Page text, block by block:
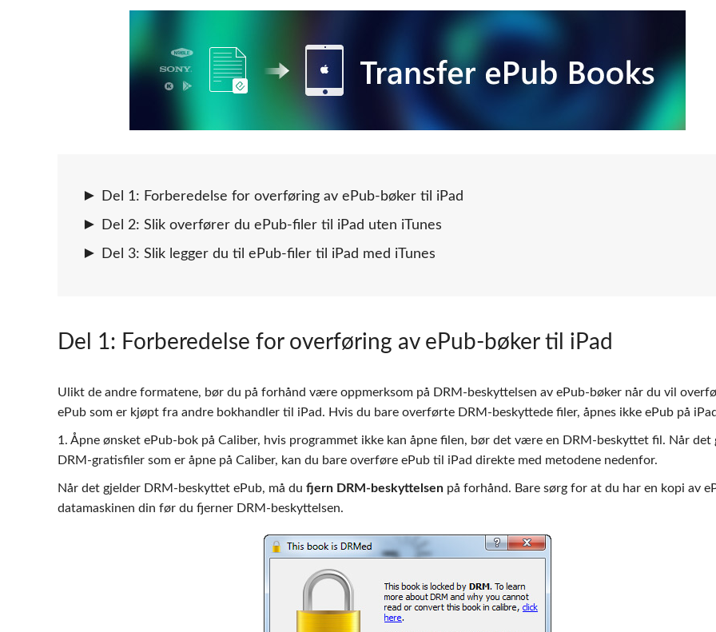
Del 1: Forberedelse for overføring av ePub-bøker til iPad
Del 2: Slik overfører du ePub-filer til iPad uten iTunes
Del 3: Slik legger du til ePub-filer til iPad med iTunes
Del 1: Forberedelse for overføring av ePub-bøker til iPad
Ulikt de andre formatene, bør du på forhånd være oppmerksom på DRM-beskyttelsen av ePub-bøker når du vil
ePub som er kjøpt fra andre bokhandler til iPad. Hvis du bare overførte DRM-beskyttede filer, åpnes ikke ePub på
1. Åpne ønsket ePub-bok på Caliber, hvis programmet ikke kan åpne filen, bør det være en DRM-beskyttet fil. Når det
DRM-gratisfiler som er åpne på Caliber, kan du bare overføre ePub til iPad direkte med metodene nedenfor.
Når det gjelder DRM-beskyttet ePub, må du fjern DRM-beskyttelsen på forhånd. Bare sørg for at du har en kopi av
datamaskinen din før du fjerner DRM-beskyttelsen.